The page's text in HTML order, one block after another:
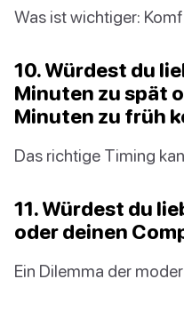
Was ist wichtiger:
10. Würdest du
Minuten zu spät
Minuten zu früh
Das richtige Timing
11. Würdest du
oder deinen
Ein Dilemma der